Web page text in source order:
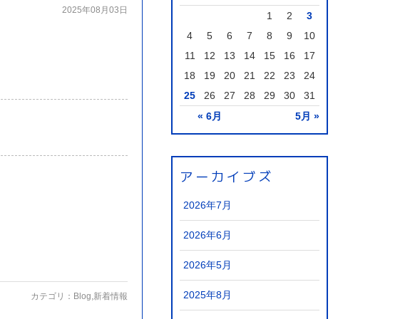
2025年08月03日
カテゴリ： Blog 新着情報
« 6月 5月 »
1 2
3
4
5 6 7 8 9
10
11
12 13 14 15 16
17
18
19 20 21 22 23
24
25
26 27 28 29 30 31
アーカイブズ
2026年7月
2026年6月
2026年5月
2025年8月